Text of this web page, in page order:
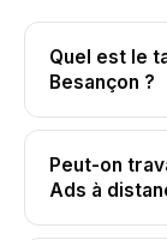
Quel est le
Besançon ?
Peut-on
Ads à